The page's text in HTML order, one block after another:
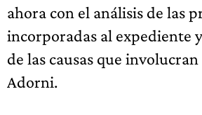
ahora con el análisis de las
incorporadas al expediente
de las causas que
Adorni.